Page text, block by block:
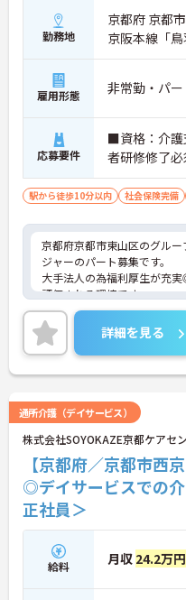
勤務地
京都府 京都
京阪本線「
雇用形態 非常勤・パ
応募要件
■資格：介護
者研修修了
駅から徒歩10分以内 社会保険完備
京都府京都市東山区のグル
ジャーのパート募集です。
大手法人の為福利厚生が充
評価される環境です。
ご興味のある方には、面接
詳細をお話いたしますので、
い。
詳細を見る
通所介護（デイサービス）
株式会社SOYOKAZE京都ケアセ
【京都府／京都市西
◎デイサービスでの
正社員＞
給料 月収 24.2万円